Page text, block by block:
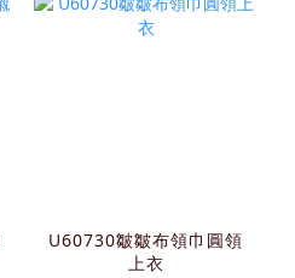
U60730皺皺布領巾圓領
上衣